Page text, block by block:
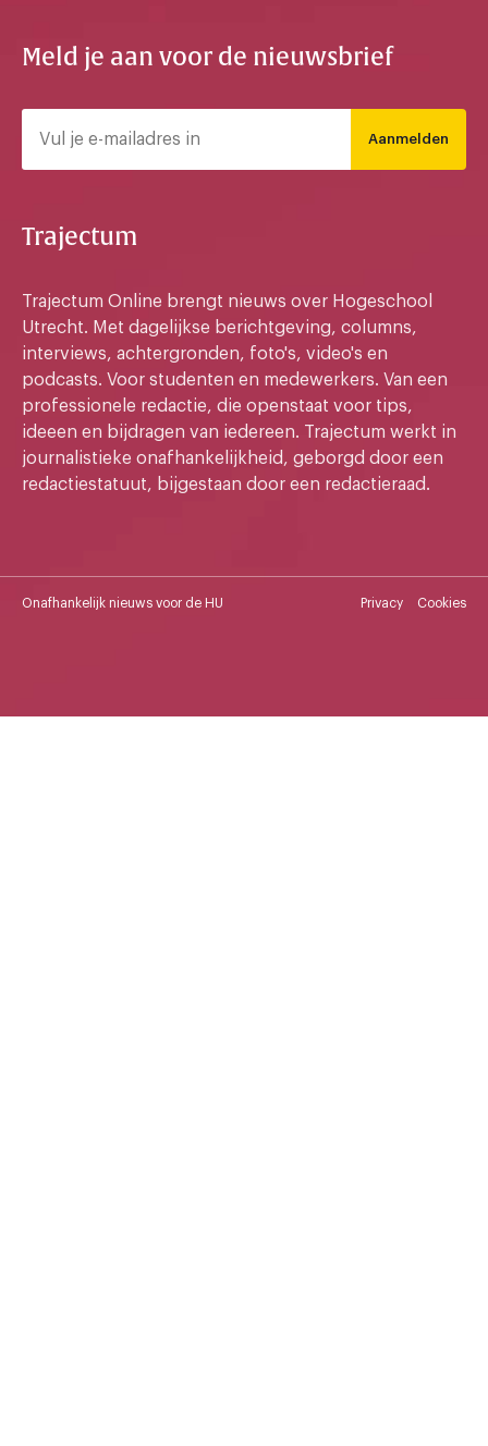
Meld je aan voor de nieuwsbrief
Aanmelden
Trajectum
Trajectum Online brengt nieuws over Hogeschool
Utrecht. Met dagelijkse berichtgeving, columns,
interviews, achtergronden, foto's, video's en
podcasts. Voor studenten en medewerkers. Van een
professionele redactie, die openstaat voor tips,
ideeen en bijdragen van iedereen. Trajectum werkt in
journalistieke onafhankelijkheid, geborgd door een
redactiestatuut, bijgestaan door een redactieraad.
Onafhankelijk nieuws voor de HU Privacy Cookies